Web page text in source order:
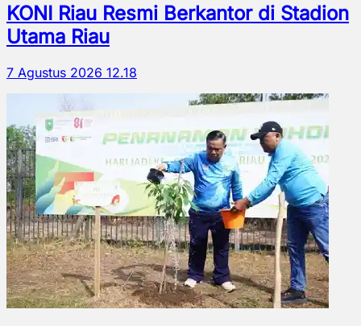
KONI Riau Resmi Berkantor di Stadion
Utama Riau
7 Agustus 2026 12.18